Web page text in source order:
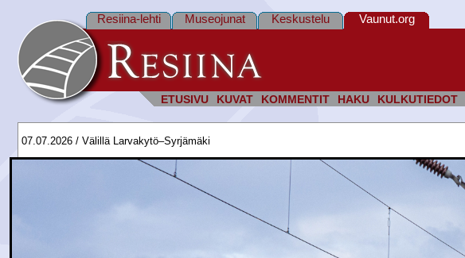
ETUSIVU KUVAT KOMMENTIT HAKU KULKUTIEDOT
Resiina-lehti Museojunat Keskustelu Vaunut.org
07.07.2026 / Välillä Larvakytö–Syrjämäki